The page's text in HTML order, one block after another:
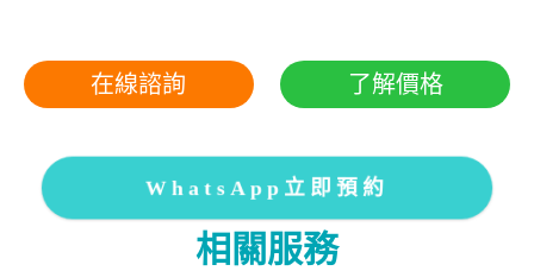
在線諮詢 了解價格
WhatsApp立即預約
相關服務